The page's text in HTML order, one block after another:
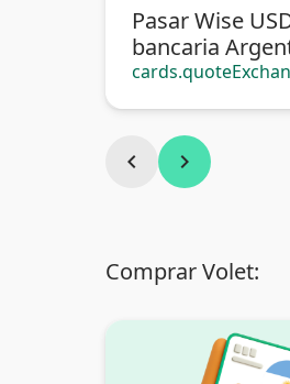
Pasar Wise
bancaria
chevron_left chevron_right
Comprar Volet: